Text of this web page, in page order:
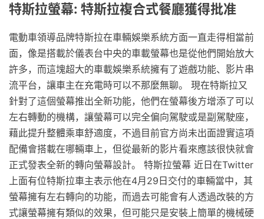
特斯拉螢幕: 特斯拉複合式餐廳獲得批准
電動車領導品牌特斯拉在車輛娛樂系統方面一直走得相當前
面，像是搭載於儀表台中央的車載螢幕也是從他們開始放大
許多，而這塊超大的車載娛樂系統擁有了遊戲功能、影片串
流平台，讓車主在充電時可以不那麼無聊。 現在特斯拉又
針對了這個螢幕推出全新功能，他們在螢幕後方增添了可以
左右轉動的機構，讓螢幕可以完全偏向駕駛或是副駕駛座，
藉此提升整體乘車舒適度，不過目前官方尚未出面證實這項
配備會搭載在哪輛車上，但從最新的影片看來應該很快就會
正式發表全新的轉向螢幕設計。 特斯拉螢幕 近日在Twitter
上面有位特斯拉車主表示他在4月29日交付的車輛當中，其
螢幕擁有左右轉向的功能，而過去可能會有人透過改裝的方
式讓螢幕擁有類似的效果，但可能只是安裝上簡單的機械硬